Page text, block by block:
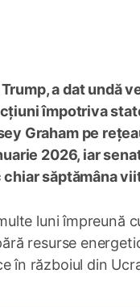
a dat undă
împotriva
Graham pe
2026, iar
săptămâna
luni împreună
resurse
în războiul din